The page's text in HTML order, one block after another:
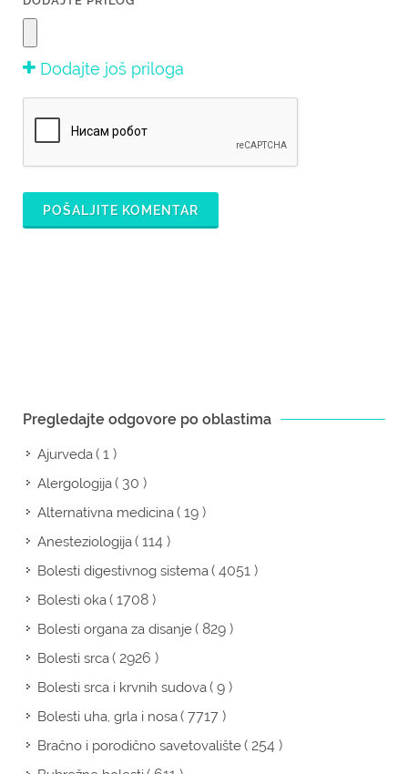
Dodajte još priloga
POŠALJITE KOMENTAR
Pregledajte odgovore po oblastima
Ajurveda( 1 )
Alergologija( 30 )
Alternativna medicina( 19 )
Anesteziologija( 114 )
Bolesti digestivnog sistema( 4051 )
Bolesti oka( 1708 )
Bolesti organa za disanje( 829 )
Bolesti srca( 2926 )
Bolesti srca i krvnih sudova( 9 )
Bolesti uha, grla i nosa( 7717 )
Bračno i porodično savetovalište( 254 )